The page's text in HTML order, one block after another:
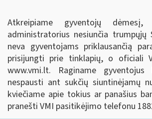
Atkreipiame gyventojų
administratorius nesiunčia trumpųjų
neva gyventojams priklausančią
prisijungti prie tinklapių, o oficiali
www.vmi.lt. Raginame
nespausti ant sukčių siuntinėjamų
kviečiame apie tokius ar panašius
pranešti VMI pasitikėjimo telefonu